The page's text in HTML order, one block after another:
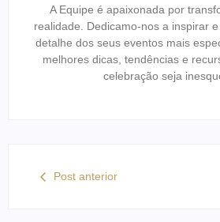
A Equipe é apaixonada por
realidade. Dedicamo-nos a inspirar
detalhe dos seus eventos mais
melhores dicas, tendências e
celebração seja
Post anterior